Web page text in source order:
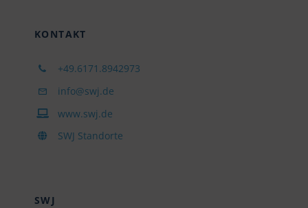
KONTAKT
+49.6171.8942973
info@swj.de
www.swj.de
SWJ Standorte
SWJ